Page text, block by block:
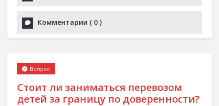
Комментарии ( 0 )
Стоит ли заниматься перевозом
детей за границу по доверенности?
Вопрос